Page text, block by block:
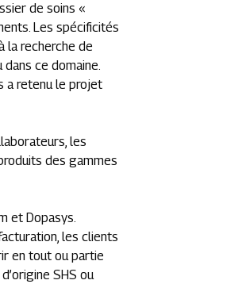
de soins «
Les spécificités
la recherche de
ce domaine.
a retenu le projet
les
des gammes
et Dopasys.
les clients
en tout ou partie
SHS ou